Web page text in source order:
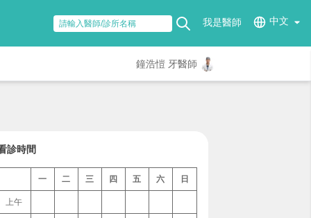
我是醫師 中文
鐘浩愷 牙醫師
診時間
一 二 三 四 五 六 日
上午